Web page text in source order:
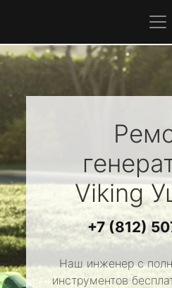
Viking
+7 (812)
Наш инженер с
инструментов